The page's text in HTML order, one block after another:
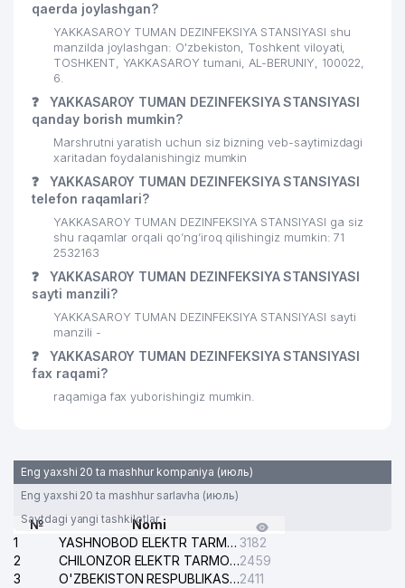
qaerda joylashgan?
YAKKASAROY TUMAN DEZINFEKSIYA STANSIYASI shu
manzilda joylashgan: O'zbekiston, Toshkent viloyati,
TOSHKENT, YAKKASAROY tumani, AL-BERUNIY, 100022,
6.
❓
YAKKASAROY TUMAN DEZINFEKSIYA STANSIYASI
qanday borish mumkin?
Marshrutni yaratish uchun siz bizning veb-saytimizdagi
xaritadan foydalanishingiz mumkin
❓
YAKKASAROY TUMAN DEZINFEKSIYA STANSIYASI
telefon raqamlari?
YAKKASAROY TUMAN DEZINFEKSIYA STANSIYASI ga siz
shu raqamlar orqali qo’ng’iroq qilishingiz mumkin: 71
2532163
❓
YAKKASAROY TUMAN DEZINFEKSIYA STANSIYASI
sayti manzili?
YAKKASAROY TUMAN DEZINFEKSIYA STANSIYASI sayti
manzili -
❓
YAKKASAROY TUMAN DEZINFEKSIYA STANSIYASI
fax raqami?
raqamiga fax yuborishingiz mumkin.
Eng yaxshi 20 ta mashhur kompaniya (июль)
Eng yaxshi 20 ta mashhur sarlavha (июль)
Saytdagi yangi tashkilotlar
№
Nomi
1
YASHNOBOD ELEKTR TARMOG'I NOSOZLIKLARI XIZMATI 3182
2
CHILONZOR ELEKTR TARMOG'I NOSOZLIK XIZMATI2459
3
O'ZBEKISTON RESPUBLIKASI BOSH PROKURATURASI ISHONCH TELEFONI2411